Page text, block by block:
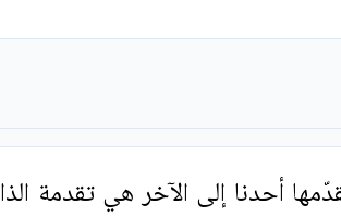
أحدنا إلى الآخر هي تقدمة